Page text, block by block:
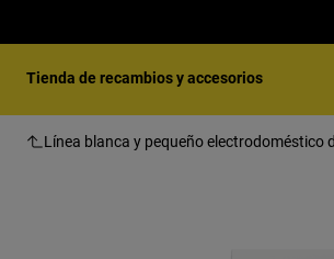
Tienda de recambios y accesorios
Línea blanca y pequeño electrodoméstico